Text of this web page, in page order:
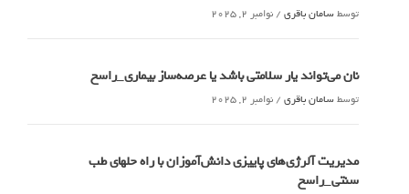
توسطسامان باقری / نوامبر 2, 2025
نان می‌تواند یار سلامتی باشد یا عرصه‌ساز بیماری_راسخ
توسطسامان باقری / نوامبر 2, 2025
مدیریت آلرژی‌های پاییزی دانش‌آموزان با راه حلهای طب
سنتی_راسخ